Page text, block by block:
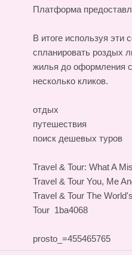
Платформа
В итоге используя
спланировать роздых
жилья до оформления
несколько кликов.
отдых
путешествия
поиск дешевых туров
Travel & Tour: What A
Travel & Tour You, Me
Travel & Tour The
Tour 1ba4068
prosto_=455465765